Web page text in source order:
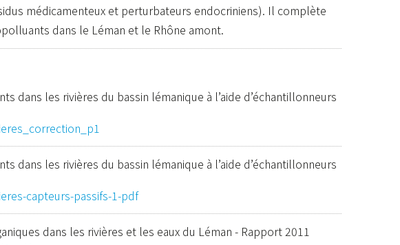
médicamenteux et perturbateurs endocriniens). Il complète
dans le Léman et le Rhône amont.
dans les rivières du bassin lémanique à l’aide d’échantillonneurs
dans les rivières du bassin lémanique à l’aide d’échantillonneurs
capteurs-passifs-1-pdf
dans les rivières et les eaux du Léman - Rapport 2011